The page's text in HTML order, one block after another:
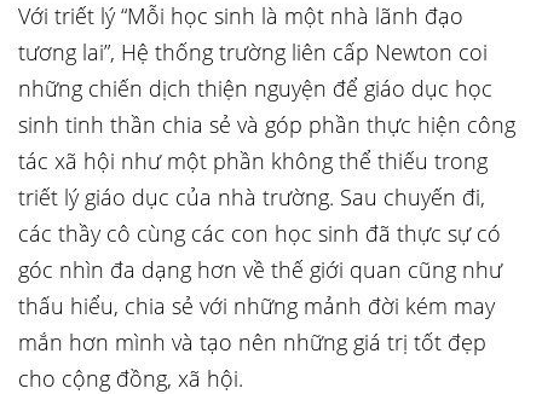
Với triết lý “Mỗi học sinh là một nhà lãnh đạo
tương lai”, Hệ thống trường liên cấp Newton coi
những chiến dịch thiện nguyện để giáo dục học
sinh tinh thần chia sẻ và góp phần thực hiện công
tác xã hội như một phần không thể thiếu trong
triết lý giáo dục của nhà trường. Sau chuyến đi,
các thầy cô cùng các con học sinh đã thực sự có
góc nhìn đa dạng hơn về thế giới quan cũng như
thấu hiểu, chia sẻ với những mảnh đời kém may
mắn hơn mình và tạo nên những giá trị tốt đẹp
cho cộng đồng, xã hội.